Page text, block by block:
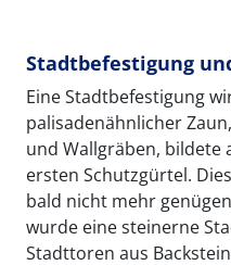
Stadtbefestigung
Eine Stadtbefestigung
palisadenähnlicher
und Wallgräben, bildete
ersten Schutzgürtel.
bald nicht mehr
wurde eine steinerne
Stadttoren aus